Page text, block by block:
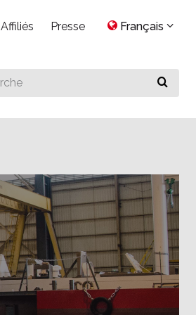
Affiliés Presse Français